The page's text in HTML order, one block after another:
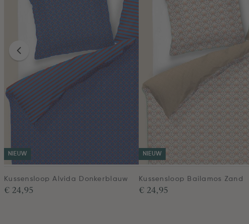
NIEUW
Kussensloop Alvida Donkerblauw
€ 24,95
NIEUW
Kussensloop Bailamos Zand
€ 24,95